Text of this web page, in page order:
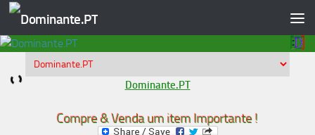
Skip to content
Dominante.PT
Compre & Venda um item Importante !